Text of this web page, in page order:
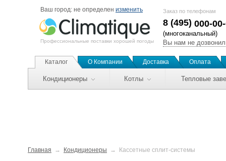
Ваш город: не определен изменить
Профессиональные поставки хорошей погоды
Заказ по телефонам
8 (495) 000-
(многоканальный)
Вы нам не
Каталог О Компании Доставка Оплата
Кондиционеры Котлы Тепловые
Главная Кондиционеры Кассетные сплит-системы